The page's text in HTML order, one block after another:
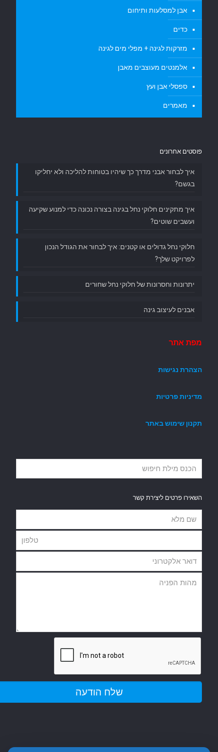
אבן למסלעות ותיחום
כדים
מזרקות לגינה + מפלי מים לגינה
אלמנטים מעוצבים מאבן
ספסלי אבן ועץ
מאמרים
פוסטים אחרונים
איך לבחור אבני מדרך כך שיהיו בטוחות להליכה ולא יחליקו
בגשם?
איך מתקינים חלוקי נחל בגינה בצורה נכונה כדי למנוע שקיעה
ועשבים שוטים?
חלוקי נחל גדולים או קטנים: איך לבחור את הגודל הנכון
לפרויקט שלך?
יתרונות וחסרונות של חלוקי נחל שחורים
אבנים לעיצוב גינה
מפת אתר
הצהרת נגישות
מדיניות פרטיות
תקנון שימוש באתר
השאירו פרטים ליצירת קשר